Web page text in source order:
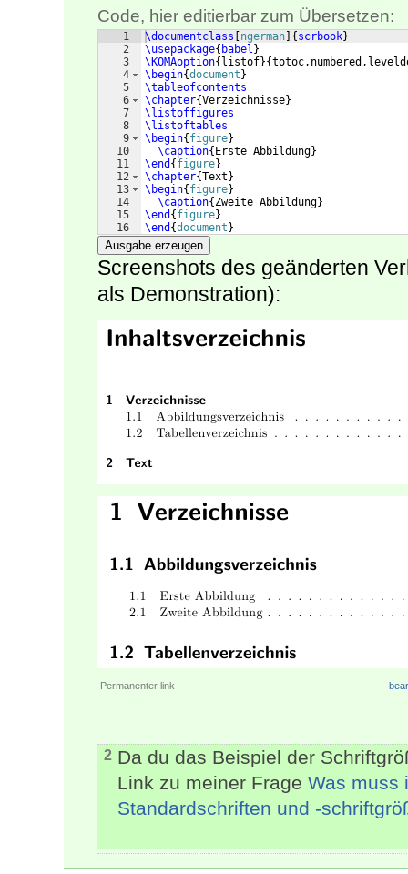
Code, hier editierbar zum Übersetzen:
1
2
3
4
5
6
7
8
9
10
11
12
13
14
15
16
\documentclass ngerman { scrbook}
\usepackage{ babel }
\KOMAoption{ listof}{
\begin{document }
\tableofcontents
\chapter{Verzeichnisse}
\listoffigures
\listoftables
\begin{ figure}
\caption{ Erste Abbildung}
\end { figure}
\chapter{Text }
\begin{ figure}
\caption{ Zweite Abbildung}
\end { figure}
\end {document }
Ausgabe erzeugen
Screenshots des geänderten
als Demonstration):
Permanenter link
2 Da du das Beispiel der
Link zu meiner Frage Was muss
Standardschriften und -